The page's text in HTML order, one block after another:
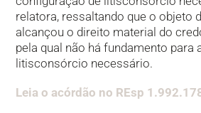
relatora, ressaltando que o objeto
alcançou o direito material do
pela qual não há fundamento para
litisconsórcio necessário.
Leia o acórdão no REsp